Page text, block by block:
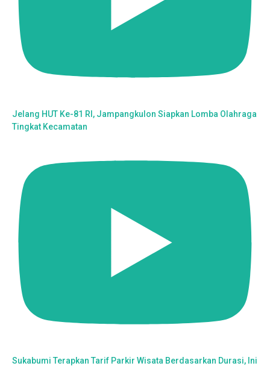
Jelang HUT Ke-81 RI, Jampangkulon Siapkan Lomba Olahraga
Tingkat Kecamatan
Sukabumi Terapkan Tarif Parkir Wisata Berdasarkan Durasi, Ini